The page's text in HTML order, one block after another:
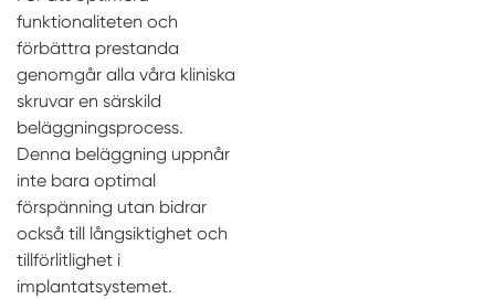
funktionaliteten och
förbättra prestanda
genomgår alla våra kliniska
skruvar en särskild
beläggningsprocess.
Denna beläggning uppnår
inte bara optimal
förspänning utan bidrar
också till långsiktighet och
tillförlitlighet i
implantatsystemet.